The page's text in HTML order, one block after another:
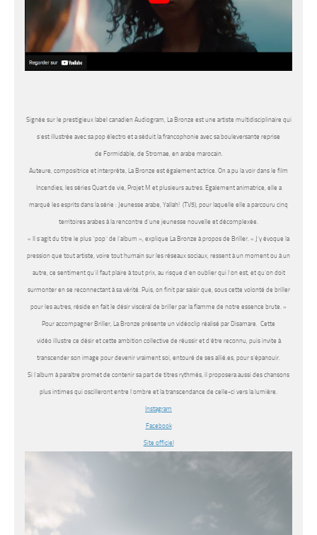
Signée sur le prestigieux label canadien Audiogram, La Bronze est une artiste multidisciplinaire qui
s’est illustrée avec sa pop électro et a séduit la francophonie avec sa bouleversante reprise
de Formidable, de Stromae, en arabe marocain.
Auteure, compositrice et interprète, La Bronze est également actrice. On a pu la voir dans le film
Incendies, les séries Quart de vie, Projet M et plusieurs autres. Egalement animatrice, elle a
marqué les esprits dans la série : Jeunesse arabe, Yallah! (TV5), pour laquelle elle a parcouru cinq
territoires arabes à la rencontre d’une jeunesse nouvelle et décomplexée.
« Il s’agit du titre le plus “pop” de l’album », explique La Bronze à propos de Briller. « J’y évoque la
pression que tout artiste, voire tout humain sur les réseaux sociaux, ressent à un moment ou à un
autre, ce sentiment qu’il faut plaire à tout prix, au risque d’en oublier qui l’on est, et qu’on doit
surmonter en se reconnectant à sa vérité. Puis, on finit par saisir que, sous cette volonté de briller
pour les autres, réside en fait le désir viscéral de briller par la flamme de notre essence brute. »
Pour accompagner Briller, La Bronze présente un vidéoclip réalisé par Disamare. Cette
vidéo illustre ce désir et cette ambition collective de réussir et d’être reconnu, puis invite à
transcender son image pour devenir vraiment soi, entouré de ses allié.es, pour s’épanouir.
Si l’album à paraître promet de contenir sa part de titres rythmés, il proposera aussi des chansons
plus intimes qui oscilleront entre l’ombre et la transcendance de celle-ci vers la lumière.
Instagram
Facebook
Site officiel